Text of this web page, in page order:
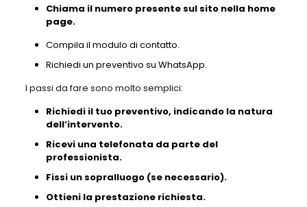
Chiama il numero presente sul sito nella home
page.
Compila il modulo di contatto.
Richiedi un preventivo su WhatsApp.
I passi da fare sono molto semplici:
Richiedi il tuo preventivo, indicando la natura
dell’intervento.
Ricevi una telefonata da parte del
professionista.
Fissi un sopralluogo (se necessario).
Ottieni la prestazione richiesta.